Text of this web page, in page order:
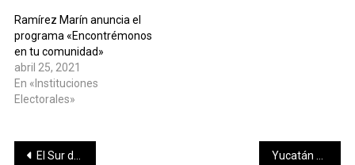
Ramírez Marín anuncia el
programa «Encontrémonos
en tu comunidad»
abril 25, 2021
En «Instituciones
Electorales»
Navegación
El Sur de Mérida solicita el regreso de apoyos para los jóvenes estudiantes